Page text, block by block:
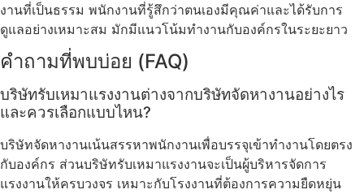
งานที่เป็นธรรม พนักงานที่รู้สึกว่าตนเองมีคุณค่าและได้รับการ
ดูแลอย่างเหมาะสม มักมีแนวโน้มทำงานกับองค์กรในระยะยาว
คำถามที่พบบ่อย (FAQ)
บริษัทรับเหมาแรงงานต่างจากบริษัทจัดหางานอย่างไร
และควรเลือกแบบไหน?
บริษัทจัดหางานเน้นสรรหาพนักงานเพื่อบรรจุเข้าทำงานโดยตรง
กับองค์กร ส่วนบริษัทรับเหมาแรงงานจะเป็นผู้บริหารจัดการ
แรงงานให้ครบวงจร เหมาะกับโรงงานที่ต้องการความยืดหยุ่น